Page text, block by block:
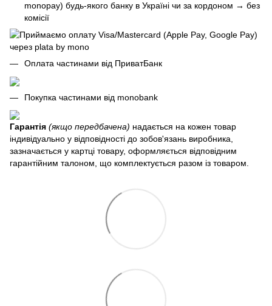
monopay) будь-якого банку в Україні чи за кордоном → без
комісії
Оплата частинами від ПриватБанк
Покупка частинами від monobank
Гарантія (якщо передбачена) надається на кожен товар
індивідуально у відповідності до зобов'язань виробника,
зазначається у картці товару, оформляється відповідним
гарантійним талоном, що комплектується разом із товаром.